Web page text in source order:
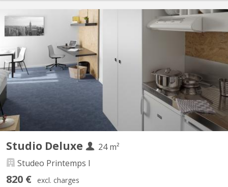
Studio Deluxe
24 m²
Studeo Printemps I
820 € excl. charges
BK 17935
Des studios de qualité dans une résidence pour étudiants de
Standing idéalement située à proximité des universités ULB et
VUB. Les studios Deluxe ont une superficie entre 23 et 26 m². A
partir de 1060€ Charges comprises.